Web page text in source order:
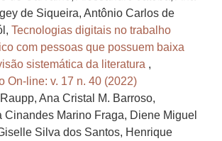
de Siqueira, Antônio Carlos de
Tecnologias digitais no trabalho
com pessoas que possuem baixa
sistemática da literatura ,
On-line: v. 17 n. 40 (2022)
Ana Cristal M. Barroso,
Cinandes Marino Fraga, Diene Miguel
Silva dos Santos, Henrique